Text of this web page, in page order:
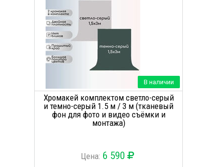
В наличии
Хромакей комплектом светло-серый
и темно-серый 1.5 м / 3 м (тканевый
фон для фото и видео съёмки и
монтажа)
Цена: 6 590